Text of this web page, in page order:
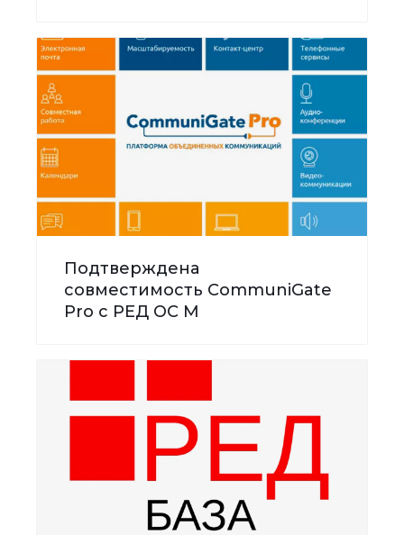
Подтверждена
совместимость CommuniGate
Pro с РЕД ОС М